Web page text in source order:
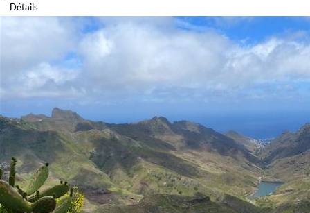
Détails